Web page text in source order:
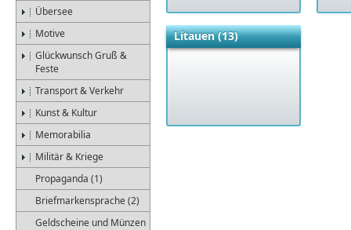
Übersee
Motive
Glückwunsch Gruß &
Feste
Transport & Verkehr
Kunst & Kultur
Memorabilia
Militär & Kriege
Propaganda (1)
Briefmarkensprache (2)
Geldscheine und Münzen
Litauen (13)